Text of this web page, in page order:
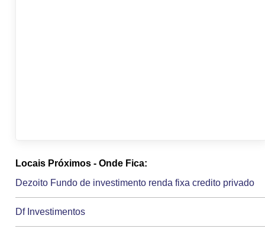
Locais Próximos - Onde Fica:
Dezoito Fundo de investimento renda fixa credito privado
Df Investimentos